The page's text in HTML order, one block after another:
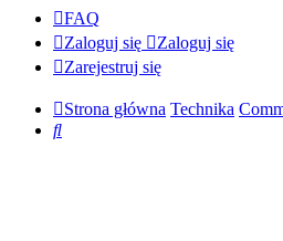
FAQ
Zaloguj się
Zaloguj się
Zarejestruj się
Strona główna Technika
Szukaj